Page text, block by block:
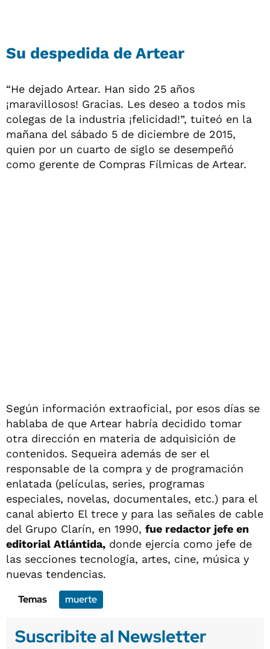
Su despedida de Artear
“He dejado Artear. Han sido 25 años
¡maravillosos! Gracias. Les deseo a todos mis
colegas de la industria ¡felicidad!”, tuiteó en la
mañana del sábado 5 de diciembre de 2015,
quien por un cuarto de siglo se desempeñó
como gerente de Compras Fílmicas de Artear.
Según información extraoficial, por esos días se
hablaba de que Artear habría decidido tomar
otra dirección en materia de adquisición de
contenidos. Sequeira además de ser el
responsable de la compra y de programación
enlatada (películas, series, programas
especiales, novelas, documentales, etc.) para el
canal abierto El trece y para las señales de cable
del Grupo Clarín, en 1990, fue redactor jefe en
editorial Atlántida, donde ejercía como jefe de
las secciones tecnología, artes, cine, música y
nuevas tendencias.
Temas
muerte
Suscribite al Newsletter